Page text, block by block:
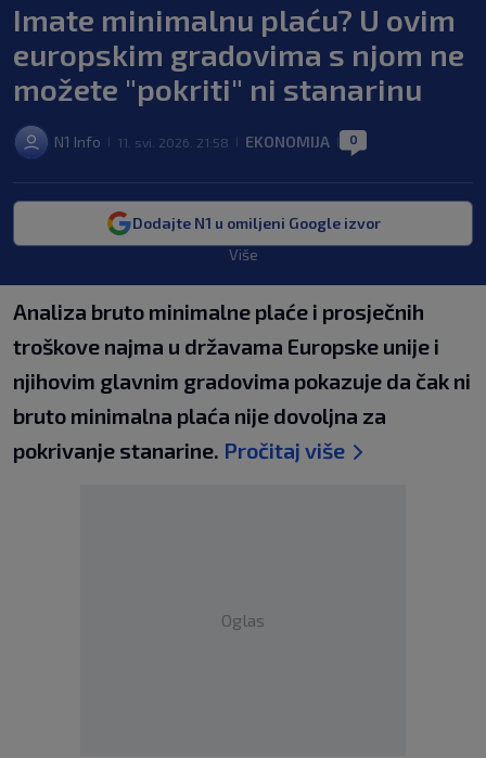
Imate minimalnu plaću? U ovim
europskim gradovima s njom ne
možete "pokriti" ni stanarinu
N1 Info 11. svi. 2026. 21:58 EKONOMIJA 0
Dodajte N1 u omiljeni Google izvor
Više
Analiza bruto minimalne plaće i prosječnih
troškove najma u državama Europske unije i
njihovim glavnim gradovima pokazuje da čak ni
bruto minimalna plaća nije dovoljna za
pokrivanje stanarine. Pročitaj više
Oglas